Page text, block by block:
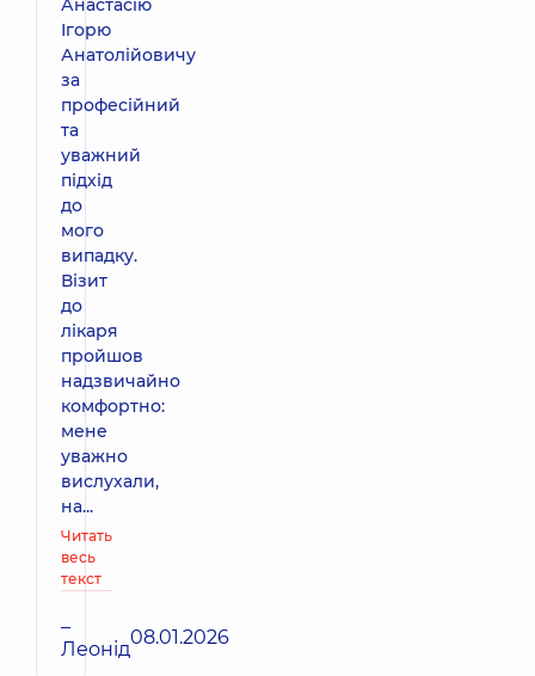
Анастасію
Ігорю
Анатолійовичу
за
професійний
та
уважний
підхід
до
мого
випадку.
Візит
до
лікаря
пройшов
надзвичайно
комфортно:
мене
уважно
вислухали,
на...
Читать
весь
текст
–
Леонід08.01.2026